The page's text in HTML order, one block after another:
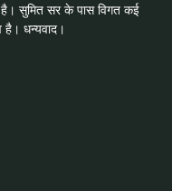
सुमित सर के पास विगत कई
धन्यवाद।